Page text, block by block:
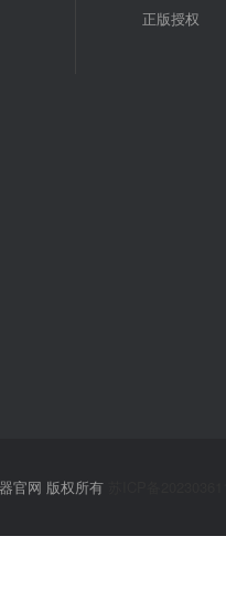
正版授权
官网 版权所有